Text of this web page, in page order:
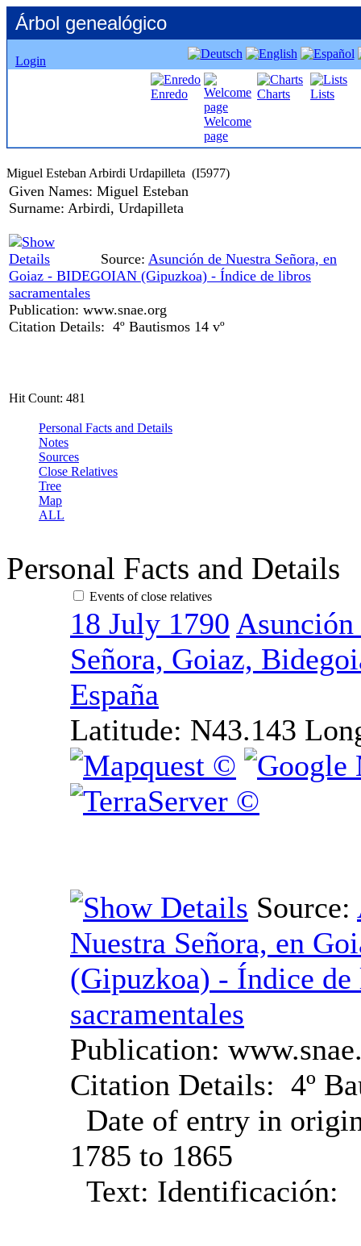
Árbol genealógico
Login
Enredo
Welcome
page
Charts Lists
Given Names: Miguel Esteban
Surname: Arbirdi, Urdapilleta
Source: Asunción de Nuestra Señora, en
Goiaz - BIDEGOIAN ‏(Gipuzkoa)‏ - Índice de libros
sacramentales
Publication: www.snae.org
Citation Details: 4º Bautismos 14 vº
Hit Count: 481
Personal Facts and Details
Notes
Sources
Close Relatives
Tree
Map
ALL
Personal Facts and Details
Events of close relatives
18 July 1790 Asunción
Señora, Goiaz,
España
Latitude: N43.143
Source:
Nuestra Señora, en
sacramentales
Publication:
Citation Details: 4º
Date of entry in
1785 to 1865
Text: Identificación: